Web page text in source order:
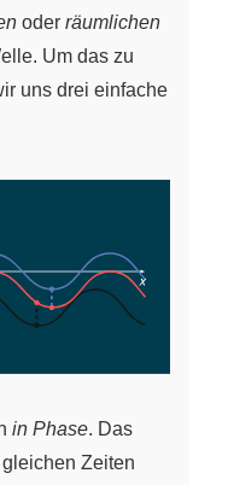
oder räumlichen
Um das zu
uns drei einfache
in Phase. Das
Zeiten